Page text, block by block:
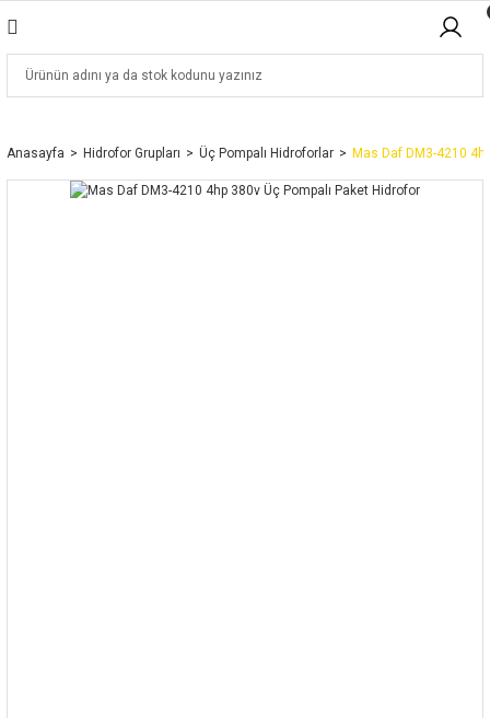
Anasayfa Hidrofor Grupları Üç Pompalı Hidroforlar Mas Daf DM3-4210